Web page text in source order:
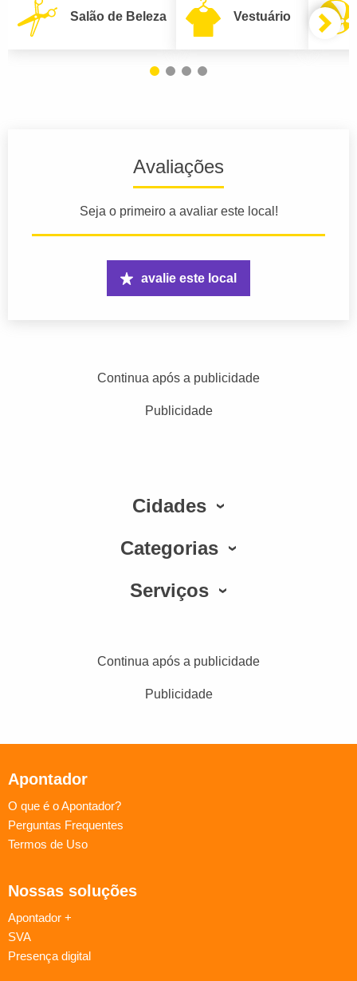
Salão de Beleza Vestuário
Avaliações
Seja o primeiro a avaliar este local!
avalie este local
Continua após a publicidade
Publicidade
Cidades
Categorias
Serviços
Continua após a publicidade
Publicidade
Apontador
O que é o Apontador?
Perguntas Frequentes
Termos de Uso
Nossas soluções
Apontador +
SVA
Presença digital